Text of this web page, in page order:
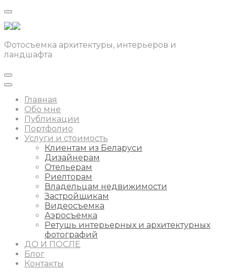
Фотосъемка архитектуры, интерьеров и
ландшафта
Главная
Обо мне
Публикации
Портфолио
Услуги и стоимость
Клиентам из Беларуси
Дизайнерам
Отельерам
Риелторам
Владельцам недвижимости
Застройщикам
Видеосъемка
Аэросъемка
Ретушь интерьерных и архитектурных
фотографий
ДО И ПОСЛЕ
Блог
Контакты